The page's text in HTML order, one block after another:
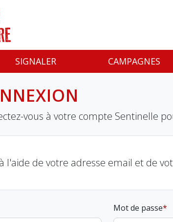
SIGNALER CAMPAGNES
vous à votre compte Sentinelle
l'aide de votre adresse email et de
Mot de passe